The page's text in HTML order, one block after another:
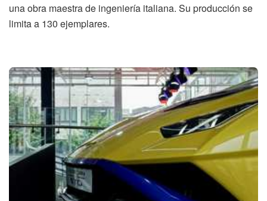
una obra maestra de ingeniería italiana. Su producción se
limita a 130 ejemplares.